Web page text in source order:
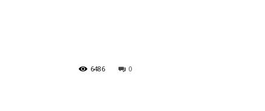
0
6486